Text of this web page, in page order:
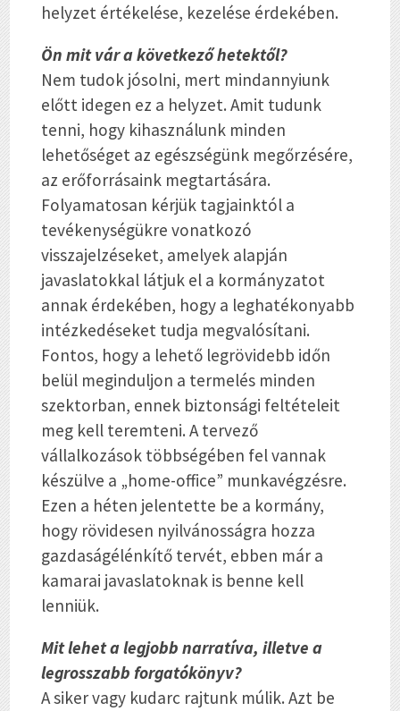
helyzet értékelése, kezelése érdekében.
Ön mit vár a következő hetektől?
Nem tudok jósolni, mert mindannyiunk
előtt idegen ez a helyzet. Amit tudunk
tenni, hogy kihasználunk minden
lehetőséget az egészségünk megőrzésére,
az erőforrásaink megtartására.
Folyamatosan kérjük tagjainktól a
tevékenységükre vonatkozó
visszajelzéseket, amelyek alapján
javaslatokkal látjuk el a kormányzatot
annak érdekében, hogy a leghatékonyabb
intézkedéseket tudja megvalósítani.
Fontos, hogy a lehető legrövidebb időn
belül meginduljon a termelés minden
szektorban, ennek biztonsági feltételeit
meg kell teremteni. A tervező
vállalkozások többségében fel vannak
készülve a „home-office” munkavégzésre.
Ezen a héten jelentette be a kormány,
hogy rövidesen nyilvánosságra hozza
gazdaságélénkítő tervét, ebben már a
kamarai javaslatoknak is benne kell
lenniük.
Mit lehet a legjobb narratíva, illetve a
legrosszabb forgatókönyv?
A siker vagy kudarc rajtunk múlik. Azt be